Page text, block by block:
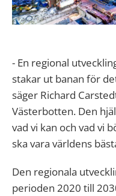
- En regional
stakar ut banan för
säger Richard
Västerbotten. Den
vad vi kan och vad vi
ska vara världens
Den regionala
perioden 2020 till